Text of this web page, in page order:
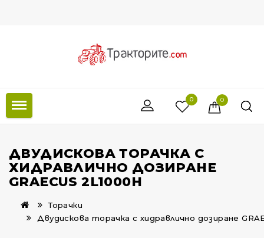
0 0
ДВУДИСКОВА ТОРАЧКА С
ХИДРАВЛИЧНО ДОЗИРАНЕ
GRAECUS 2L1000H
Торачки
Двудискова торачка с хидравлично дозиране